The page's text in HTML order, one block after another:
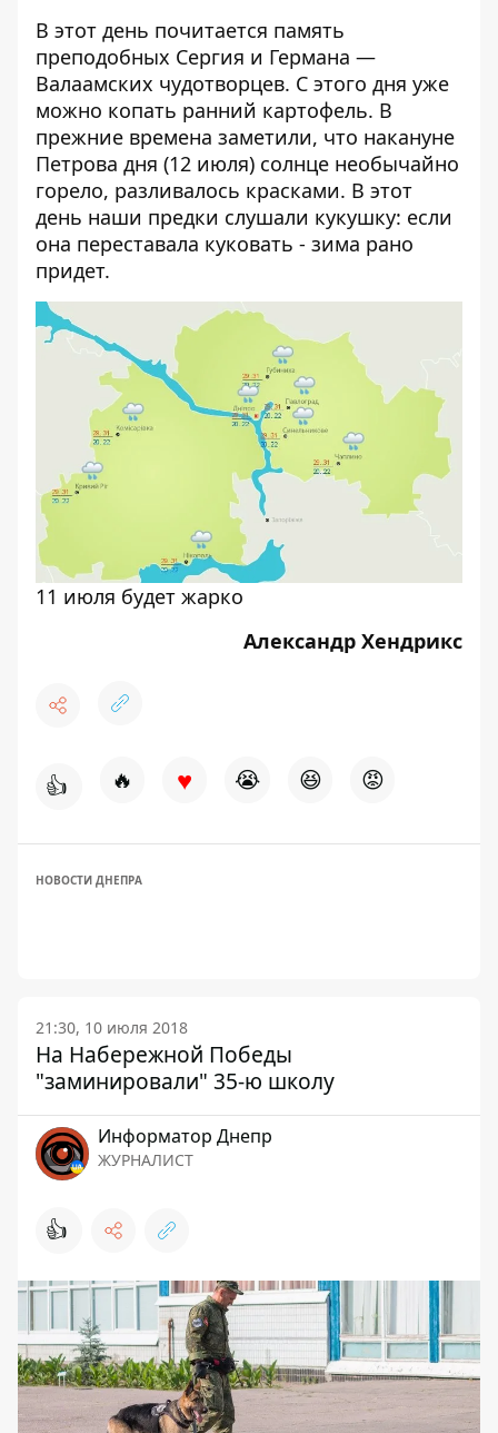
В этот день почитается память
преподобных Сергия и Германа —
Валаамских чудотворцев. С этого дня уже
можно копать ранний картофель. В
прежние времена заметили, что накануне
Петрова дня (12 июля) солнце необычайно
горело, разливалось красками. В этот
день наши предки слушали кукушку: если
она переставала куковать - зима рано
придет.
11 июля будет жарко
Александр Хендрикс
👍 🔥 ♥ 😭 😆 😡
НОВОСТИ ДНЕПРА
21:30, 10 июля 2018
На Набережной Победы
"заминировали" 35-ю школу
Информатор Днепр
ЖУРНАЛИСТ
👍